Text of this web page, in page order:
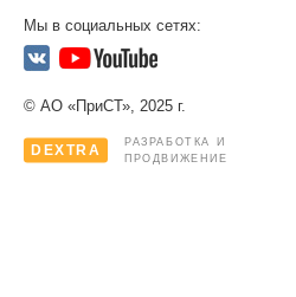
Мы в социальных сетях:
© АО «ПриСТ», 2025 г.
DEXTRA
РАЗРАБОТКА И
ПРОДВИЖЕНИЕ